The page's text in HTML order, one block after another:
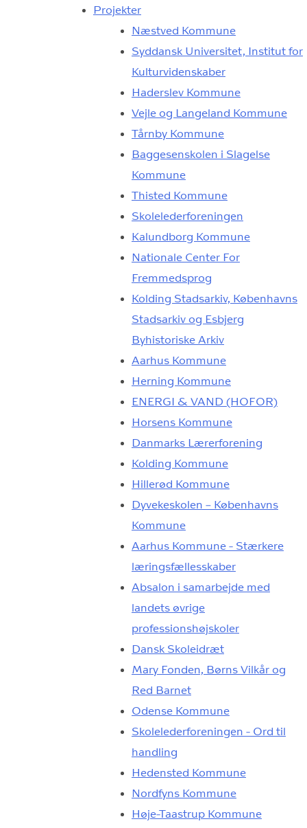
Projekter
Næstved Kommune
Syddansk Universitet, Institut for
Kulturvidenskaber
Haderslev Kommune
Vejle og Langeland Kommune
Tårnby Kommune
Baggesenskolen i Slagelse
Kommune
Thisted Kommune
Skolelederforeningen
Kalundborg Kommune
Nationale Center For
Fremmedsprog
Kolding Stadsarkiv, Københavns
Stadsarkiv og Esbjerg
Byhistoriske Arkiv
Aarhus Kommune
Herning Kommune
ENERGI & VAND (HOFOR)
Horsens Kommune
Danmarks Lærerforening
Kolding Kommune
Hillerød Kommune
Dyvekeskolen – Københavns
Kommune
Aarhus Kommune - Stærkere
læringsfællesskaber
Absalon i samarbejde med
landets øvrige
professionshøjskoler
Dansk Skoleidræt
Mary Fonden, Børns Vilkår og
Red Barnet
Odense Kommune
Skolelederforeningen - Ord til
handling
Hedensted Kommune
Nordfyns Kommune
Høje-Taastrup Kommune